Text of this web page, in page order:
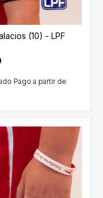
(10) - LPF